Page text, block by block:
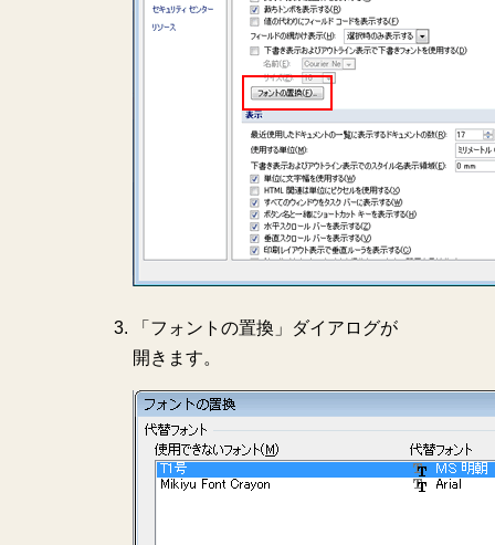
「フォントの置換」ダイアログが
開きます。